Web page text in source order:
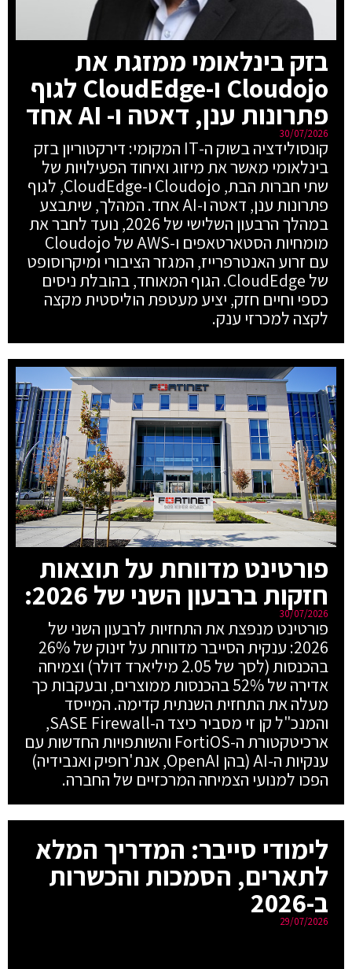
בזק בינלאומי ממזגת את
Cloudojo ו-CloudEdge לגוף
פתרונות ענן, דאטה ו- AI אחד
30/07/2026
קונסולידציה בשוק ה-IT המקומי: דירקטוריון בזק
בינלאומי מאשר את מיזוג ואיחוד הפעילויות של
שתי חברות הבת, Cloudojo ו-CloudEdge, לגוף
פתרונות ענן, דאטה ו-AI אחד. המהלך, שיתבצע
במהלך הרבעון השלישי של 2026, נועד לחבר את
מומחיות הסטארטאפים ו-AWS של Cloudojo
עם זרוע האנטרפרייז, המגזר הציבורי ומיקרוסופט
של CloudEdge. הגוף המאוחד, בהובלת ניסים
כספי וחיים חזק, יציע מעטפת הוליסטית מקצה
לקצה למכרזי ענק.
פורטינט מדווחת על תוצאות
חזקות ברבעון השני של 2026:
30/07/2026
פורטינט מנפצת את התחזיות לרבעון השני של
2026: ענקית הסייבר מדווחת על זינוק של 26%
בהכנסות (לסך של 2.05 מיליארד דולר) וצמיחה
אדירה של 52% בהכנסות ממוצרים, ובעקבות כך
מעלה את התחזית השנתית קדימה. המייסד
והמנכ"ל קן זי מסביר כיצד ה-SASE Firewall,
ארכיטקטורת ה-FortiOS והשותפויות החדשות עם
ענקיות ה-AI (בהן OpenAI, אנת'רופיק ואנבידיה)
הפכו למנועי הצמיחה המרכזיים של החברה.
לימודי סייבר: המדריך המלא
לתארים, הסמכות והכשרות
ב-2026
29/07/2026